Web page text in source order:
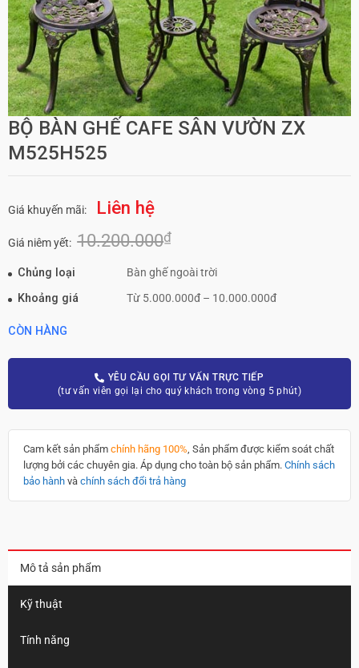
BỘ BÀN GHẾ CAFE SÂN VƯỜN ZX
M525H525
Giá khuyến mãi: Liên hệ
Giá niêm yết: 10.200.000₫
Chủng loại
Bàn ghế ngoài trời
Khoảng giá
Từ 5.000.000đ – 10.000.000đ
CÒN HÀNG
YÊU CẦU GỌI TƯ VẤN TRỰC TIẾP
(tư vấn viên gọi lại cho quý khách trong vòng 5 phút)
Cam kết sản phẩm chính hãng 100%, Sản phẩm được kiểm soát chất
lượng bởi các chuyên gia. Áp dụng cho toàn bộ sản phẩm. Chính sách
bảo hành và chính sách đổi trả hàng
Mô tả sản phẩm
Kỹ thuật
Tính năng